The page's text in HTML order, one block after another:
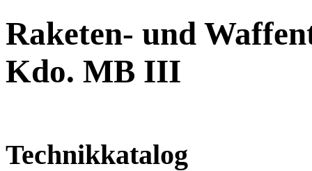
Raketen- und
Kdo. MB III
Technikkatalog